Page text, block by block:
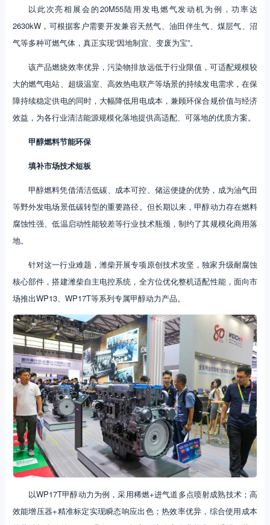
以此次亮相展会的20M55陆用发电燃气发动机为例，功率达
2630kW，可根据客户需要开发兼容天然气、油田伴生气、煤层气、沼
气等多种可燃气体，真正实现“因地制宜、变废为宝”。
该产品燃烧效率优异，污染物排放远低于行业限值，可适配规模较
大的燃气电站、超级温室、高效热电联产等场景的持续发电需求，在保
障持续稳定供电的同时，大幅降低用电成本，兼顾环保合规价值与经济
效益，为各行业清洁能源规模化落地提供高适配、可落地的优质方案。
甲醇燃料节能环保
填补市场技术短板
甲醇燃料凭借清洁低碳、成本可控、储运便捷的优势，成为油气田
等野外发电场景低碳转型的重要路径。但长期以来，甲醇动力存在燃料
腐蚀性强、低温启动性能较差等行业技术瓶颈，制约了其规模化商用落
地。
针对这一行业难题，潍柴开展专项原创技术攻坚，独家升级耐腐蚀
核心部件，搭建潍柴自主电控系统，全方位优化整机适配性能，面向市
场推出WP13、WP17T等系列专属甲醇动力产品。
以WP17T甲醇动力为例，采用稀燃+进气道多点喷射成熟技术；高
效能增压器+精准标定实现瞬态响应出色；热效率优异，综合使用成本